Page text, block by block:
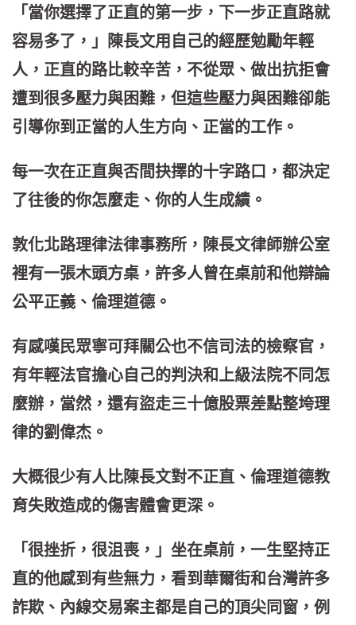
「當你選擇了正直的第一步，下一步正直路就
容易多了，」陳長文用自己的經歷勉勵年輕
人，正直的路比較辛苦，不從眾、做出抗拒會
遭到很多壓力與困難，但這些壓力與困難卻能
引導你到正當的人生方向、正當的工作。
每一次在正直與否間抉擇的十字路口，都決定
了往後的你怎麼走、你的人生成績。
敦化北路理律法律事務所，陳長文律師辦公室
裡有一張木頭方桌，許多人曾在桌前和他辯論
公平正義、倫理道德。
有感嘆民眾寧可拜關公也不信司法的檢察官，
有年輕法官擔心自己的判決和上級法院不同怎
麼辦，當然，還有盜走三十億股票差點整垮理
律的劉偉杰。
大概很少有人比陳長文對不正直、倫理道德教
育失敗造成的傷害體會更深。
「很挫折，很沮喪，」坐在桌前，一生堅持正
直的他感到有些無力，看到華爾街和台灣許多
詐欺、內線交易案主都是自己的頂尖同窗，例